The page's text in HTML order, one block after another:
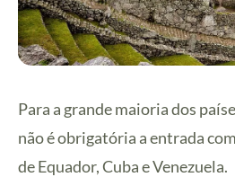
Para a grande maioria dos
não é obrigatória a entrada
de Equador, Cuba e Venezuela.